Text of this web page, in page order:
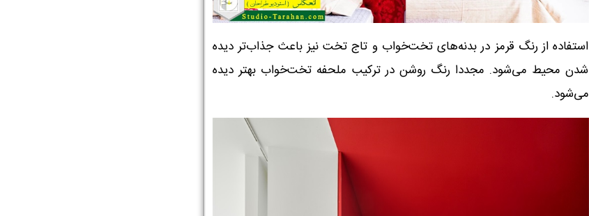
استفاده از رنگ قرمز در بدنه‌های تخت‌خواب و تاج تخت نیز باعث جذاب‌تر دیده
شدن محیط می‌شود. مجددا رنگ روشن در ترکیب ملحفه تخت‌خواب بهتر دیده
می‌شود.